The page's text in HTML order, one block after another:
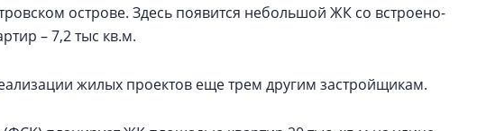
острове. Здесь появится небольшой ЖК со встроено-
– 7,2 тыс кв.м.
жилых проектов еще трем другим застройщикам.